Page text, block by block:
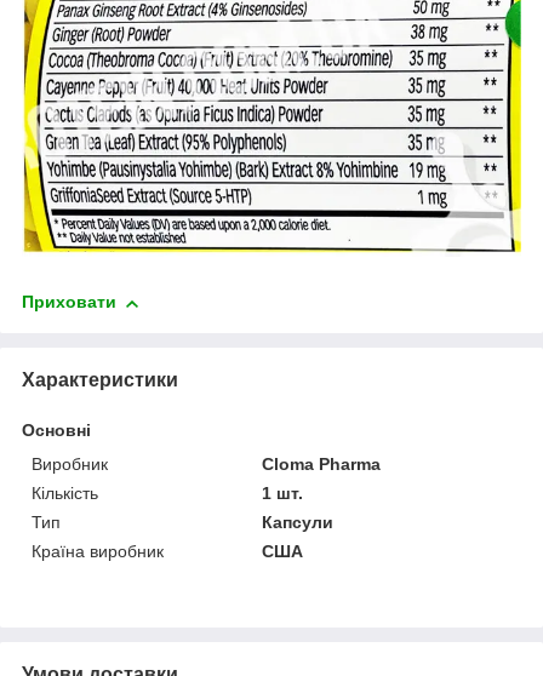
Приховати
Характеристики
Основні
Виробник
Cloma Pharma
Кількість
1 шт.
Тип
Капсули
Країна виробник
США